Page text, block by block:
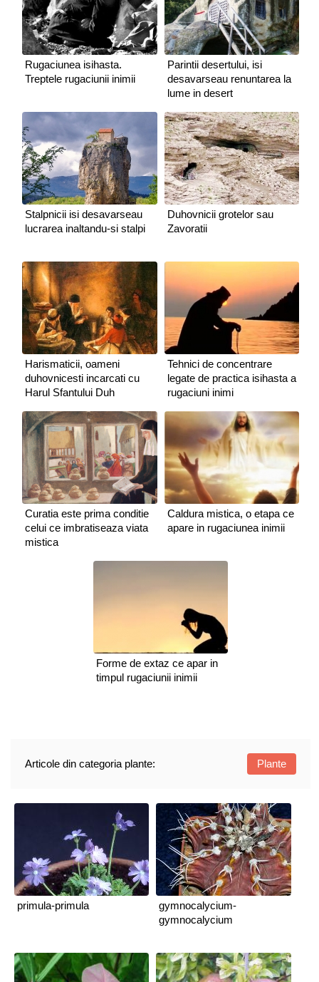
Rugaciunea isihasta.
Treptele rugaciunii inimii
Parintii desertului, isi
desavarseau renuntarea la
lume in desert
Stalpnicii isi desavarseau
lucrarea inaltandu-si stalpi
Duhovnicii grotelor sau
Zavoratii
Harismaticii, oameni
duhovnicesti incarcati cu
Harul Sfantului Duh
Tehnici de concentrare
legate de practica isihasta a
rugaciuni inimi
Curatia este prima conditie
celui ce imbratiseaza viata
mistica
Caldura mistica, o etapa ce
apare in rugaciunea inimii
Forme de extaz ce apar in
timpul rugaciunii inimii
Articole din categoria plante: Plante
primula-primula
gymnocalycium-
gymnocalycium